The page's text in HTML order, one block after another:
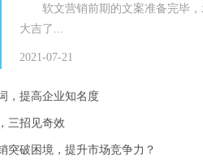
软文营销前期的文案准备完毕，
大吉了...
2021-07-21
，提高企业知名度
三招见奇效
突破困境，提升市场竞争力？